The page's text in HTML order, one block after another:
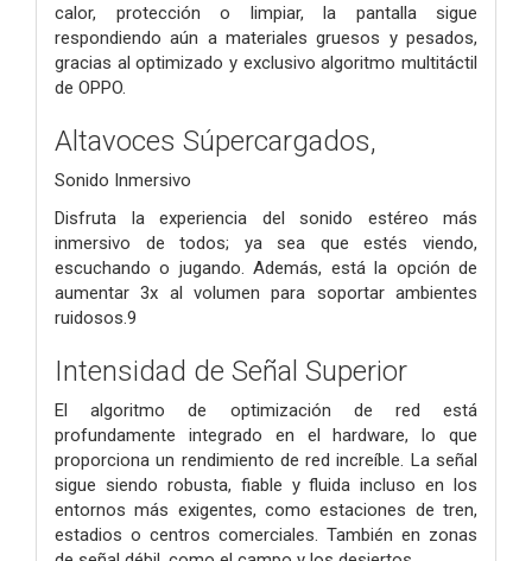
calor, protección o limpiar, la pantalla sigue
respondiendo aún a materiales gruesos y pesados,
gracias al optimizado y exclusivo algoritmo multitáctil
de OPPO.
Altavoces Súpercargados,
Sonido Inmersivo
Disfruta la experiencia del sonido estéreo más
inmersivo de todos; ya sea que estés viendo,
escuchando o jugando. Además, está la opción de
aumentar 3x al volumen para soportar ambientes
ruidosos.9
Intensidad de Señal Superior
El algoritmo de optimización de red está
profundamente integrado en el hardware, lo que
proporciona un rendimiento de red increíble. La señal
sigue siendo robusta, fiable y fluida incluso en los
entornos más exigentes, como estaciones de tren,
estadios o centros comerciales. También en zonas